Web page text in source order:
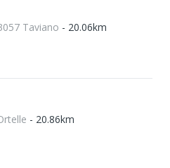
Taviano - 20.06km
- 20.86km